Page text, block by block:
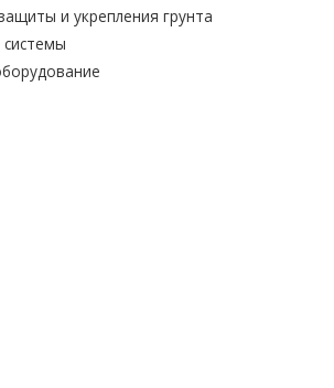
и укрепления грунта